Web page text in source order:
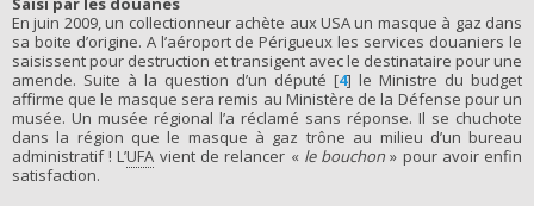
En juin 2009, un collectionneur achète aux USA un masque à gaz dans
sa boite d’origine. A l’aéroport de Périgueux les services douaniers le
saisissent pour destruction et transigent avec le destinataire pour une
amende. Suite à la question d’un député [4] le Ministre du budget
affirme que le masque sera remis au Ministère de la Défense pour un
musée. Un musée régional l’a réclamé sans réponse. Il se chuchote
dans la région que le masque à gaz trône au milieu d’un bureau
administratif ! L’UFA vient de relancer « le bouchon » pour avoir enfin
satisfaction.